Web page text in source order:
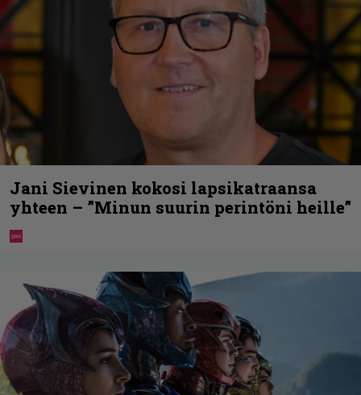
Jani Sievinen kokosi lapsikatraansa
yhteen – ”Minun suurin perintöni heille”